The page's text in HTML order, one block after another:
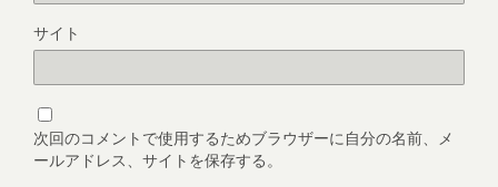
サイト
次回のコメントで使用するためブラウザーに自分の名前、メ
ールアドレス、サイトを保存する。